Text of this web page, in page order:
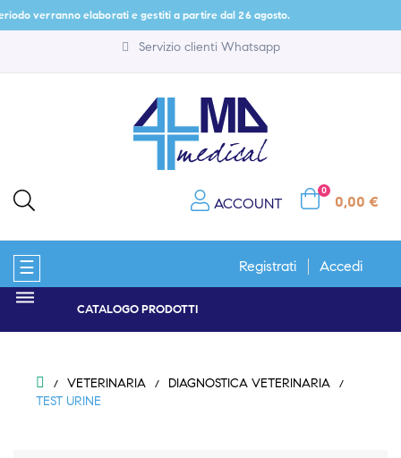
verranno elaborati e gestiti a partire dal 26 agosto.
Servizio clienti Whatsapp
ACCOUNT
0
0,00 €
navigazione
Toggle
☰ Registrati Accedi
CATALOGO PRODOTTI
VETERINARIA
DIAGNOSTICA VETERINARIA
TEST URINE